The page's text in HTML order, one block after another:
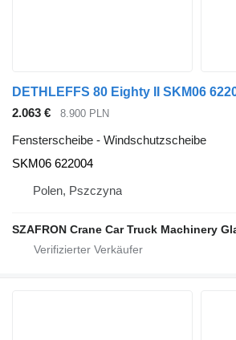
2.063 € 8.900 PLN
Fensterscheibe - Windschutzscheibe
SKM06 622004
Polen, Pszczyna
SZAFRON Crane Car Truck Machinery